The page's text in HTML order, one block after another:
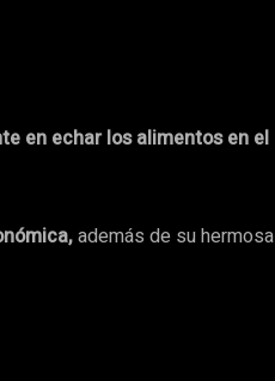
en echar los alimentos en el
además de su hermosa